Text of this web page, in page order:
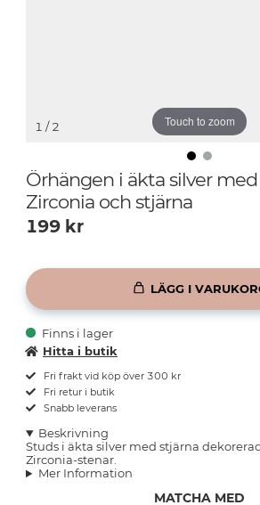
Touch to zoom
1 / 2
Örhängen i äkta silver
Zirconia och stjärna
199 kr
LÄGG I
Finns i lager
Hitta i butik
Fri frakt vid köp över 300 kr
Fri retur i butik
Snabb leverans
Beskrivning
Studs i äkta silver med stjärna
Zirconia-stenar.
Mer Information
MATCHA MED